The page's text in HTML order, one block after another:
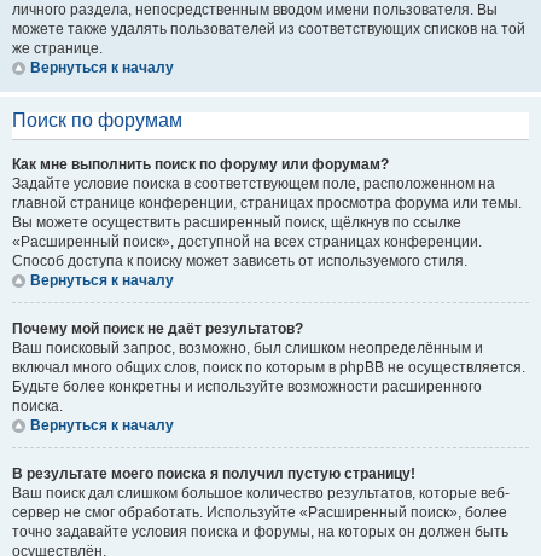
личного раздела, непосредственным вводом имени пользователя. Вы
можете также удалять пользователей из соответствующих списков на той
же странице.
Вернуться к началу
Поиск по форумам
Как мне выполнить поиск по форуму или форумам?
Задайте условие поиска в соответствующем поле, расположенном на
главной странице конференции, страницах просмотра форума или темы.
Вы можете осуществить расширенный поиск, щёлкнув по ссылке
«Расширенный поиск», доступной на всех страницах конференции.
Способ доступа к поиску может зависеть от используемого стиля.
Вернуться к началу
Почему мой поиск не даёт результатов?
Ваш поисковый запрос, возможно, был слишком неопределённым и
включал много общих слов, поиск по которым в phpBB не осуществляется.
Будьте более конкретны и используйте возможности расширенного
поиска.
Вернуться к началу
В результате моего поиска я получил пустую страницу!
Ваш поиск дал слишком большое количество результатов, которые веб-
сервер не смог обработать. Используйте «Расширенный поиск», более
точно задавайте условия поиска и форумы, на которых он должен быть
осуществлён.